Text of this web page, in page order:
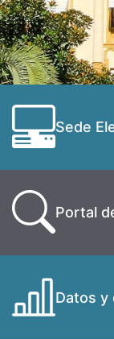
Sede
Portal
Datos y